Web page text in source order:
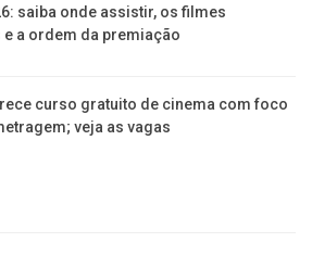
saiba onde assistir, os filmes
a ordem da premiação
curso gratuito de cinema com foco
veja as vagas